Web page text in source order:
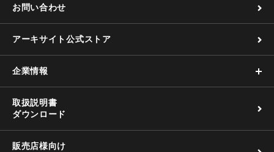
お問い合わせ
アーキサイト公式ストア
企業情報
取扱説明書
ダウンロード
販売店様向け